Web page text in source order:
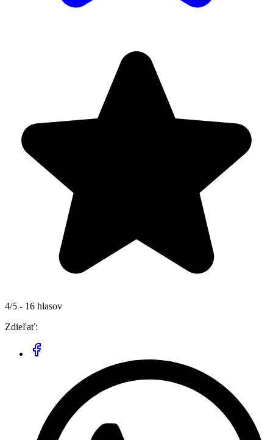
4/5 - 16 hlasov
Zdieľať: